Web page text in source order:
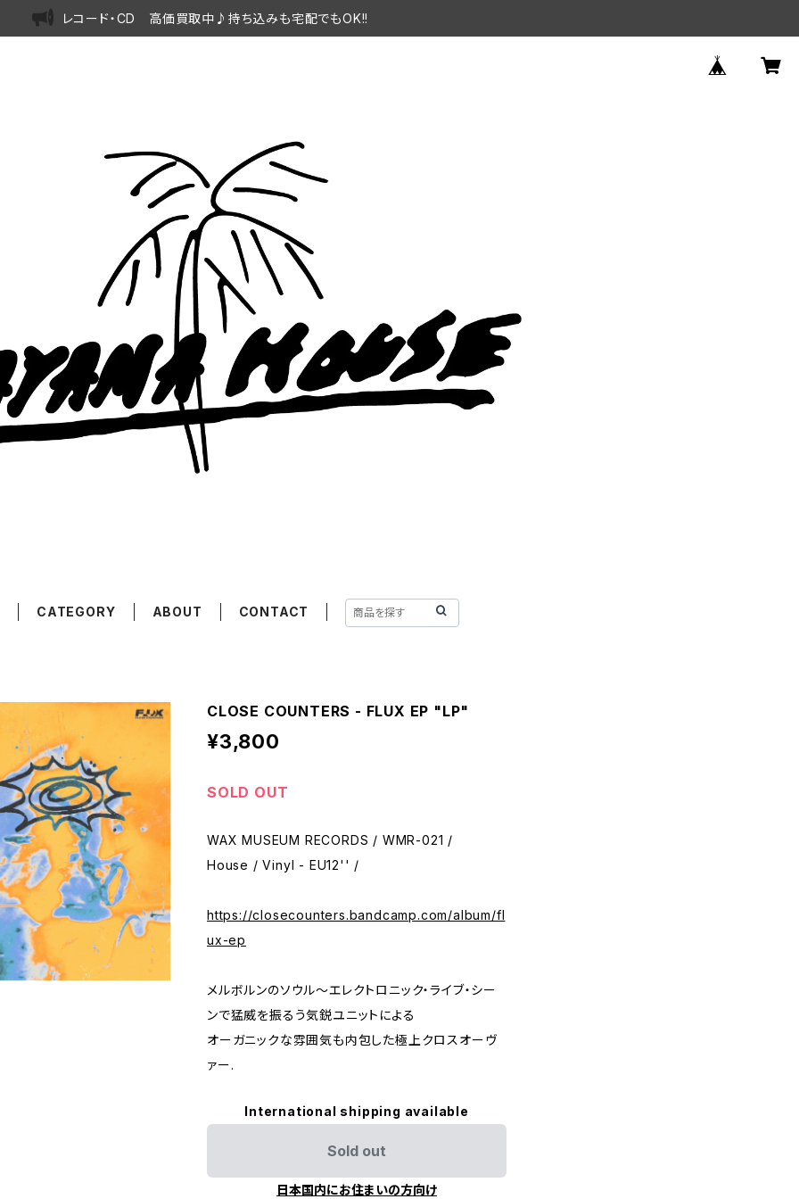
レコード・CD 高価買取中♪持ち込みも宅配でもOK!!
CATEGORY ABOUT CONTACT
CLOSE COUNTERS - FLUX EP "LP"
¥3,800
SOLD OUT
WAX MUSEUM RECORDS / WMR-021 /
House / Vinyl - EU12'' /
https://closecounters.bandcamp.com/album/fl
ux-ep
メルボルンのソウル～エレクトロニック・ライブ・シー
ンで猛威を振るう気鋭ユニットによる
オーガニックな雰囲気も内包した極上クロスオーヴ
ァー.
International shipping available
Sold out
日本国内にお住まいの方向け